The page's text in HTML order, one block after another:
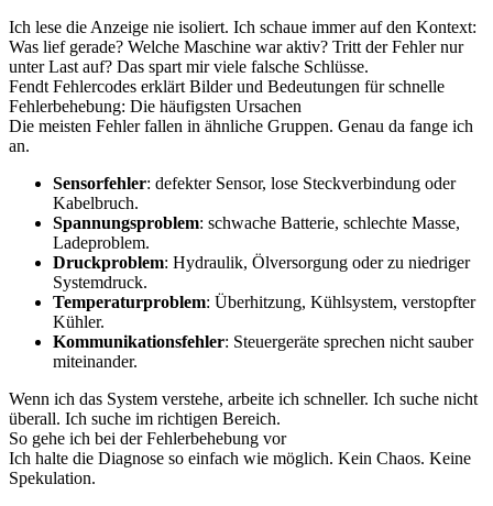
Ich lese die Anzeige nie isoliert. Ich schaue immer auf den Kontext:
Was lief gerade? Welche Maschine war aktiv? Tritt der Fehler nur
unter Last auf? Das spart mir viele falsche Schlüsse.
Fendt Fehlercodes erklärt Bilder und Bedeutungen für schnelle
Fehlerbehebung: Die häufigsten Ursachen
Die meisten Fehler fallen in ähnliche Gruppen. Genau da fange ich
an.
Sensorfehler: defekter Sensor, lose Steckverbindung oder
Kabelbruch.
Spannungsproblem: schwache Batterie, schlechte Masse,
Ladeproblem.
Druckproblem: Hydraulik, Ölversorgung oder zu niedriger
Systemdruck.
Temperaturproblem: Überhitzung, Kühlsystem, verstopfter
Kühler.
Kommunikationsfehler: Steuergeräte sprechen nicht sauber
miteinander.
Wenn ich das System verstehe, arbeite ich schneller. Ich suche nicht
überall. Ich suche im richtigen Bereich.
So gehe ich bei der Fehlerbehebung vor
Ich halte die Diagnose so einfach wie möglich. Kein Chaos. Keine
Spekulation.